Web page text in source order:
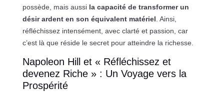
possède, mais aussi la capacité de transformer un
désir ardent en son équivalent matériel . Ainsi,
réfléchissez intensément, avec clarté et passion, car
c’est là que réside le secret pour atteindre la richesse.
Napoleon Hill et « Réfléchissez et
devenez Riche » : Un Voyage vers la
Prospérité